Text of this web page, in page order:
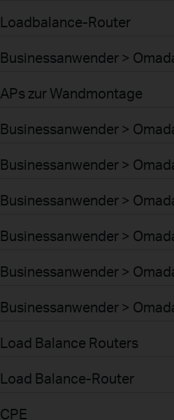
Loadbalance-Router
Businessanwender >
APs zur Wandmontage
Businessanwender >
Businessanwender >
Businessanwender >
Businessanwender >
Businessanwender >
Businessanwender >
Load Balance Routers
Load Balance-Router
CPE